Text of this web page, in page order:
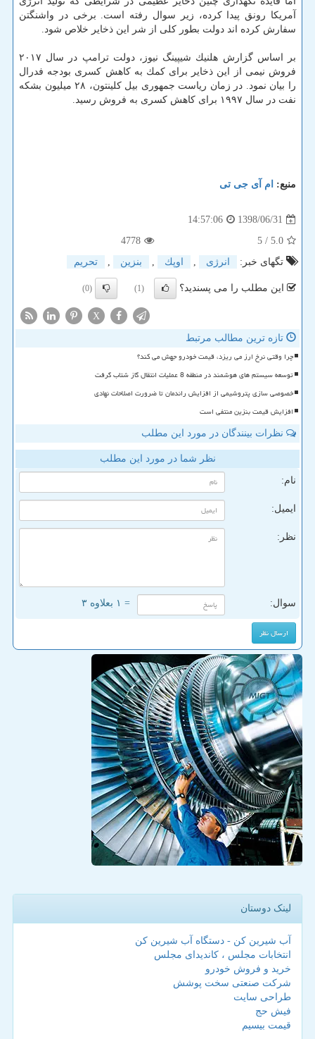
آمریكا رونق پیدا كرده، زیر سوال رفته است. برخی در واشنگتن
سفارش كرده اند دولت بطور كلی از شر این ذخایر خلاص شود.
بر اساس گزارش هلنیك شیپینگ نیوز، دولت ترامپ در سال ۲۰۱۷
فروش نیمی از این ذخایر برای كمك به كاهش كسری بودجه فدرال
را بیان نمود. در زمان ریاست جمهوری بیل كلینتون، ۲۸ میلیون بشكه
نفت در سال ۱۹۹۷ برای كاهش كسری به فروش رسید.
منبع: ام آی جی تی
1398/06/31
14:57:06
5.0
/ 5
4778
تگهای خبر:
انرژی , اوپك , بنزین , تحریم
این مطلب را می پسندید؟ (1)
(0)
X
تازه ترین مطالب مرتبط
چرا وقتی نرخ ارز می ریزد، قیمت خودرو جهش می کند؟
توسعه سیستم های هوشمند در منطقه 8 عملیات انتقال گاز شتاب گرفت
خصوصی سازی پتروشیمی از افزایش راندمان تا ضرورت اصلاحات نهادی
افزایش قیمت بنزین منتفی است
نظرات بینندگان در مورد این مطلب
نظر شما در مورد این مطلب
نام:
ایمیل:
نظر:
سوال: = ۱ بعلاوه ۳
لینک دوستان
آب شیرین کن - دستگاه آب شیرین کن
انتخابات مجلس ، کاندیدای مجلس
خرید و فروش خودرو
شرکت صنعتی سخت پوشش
طراحی سایت
فیش حج
قیمت بیسیم